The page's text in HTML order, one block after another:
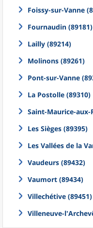
Foissy-sur-Vanne
Fournaudin (89181)
Lailly (89214)
Molinons (89261)
Pont-sur-Vanne
La Postolle (89310)
Saint-Maurice-aux-
Les Sièges (89395)
Les Vallées de la
Vaudeurs (89432)
Vaumort (89434)
Villechétive (89451)
Villeneuve-